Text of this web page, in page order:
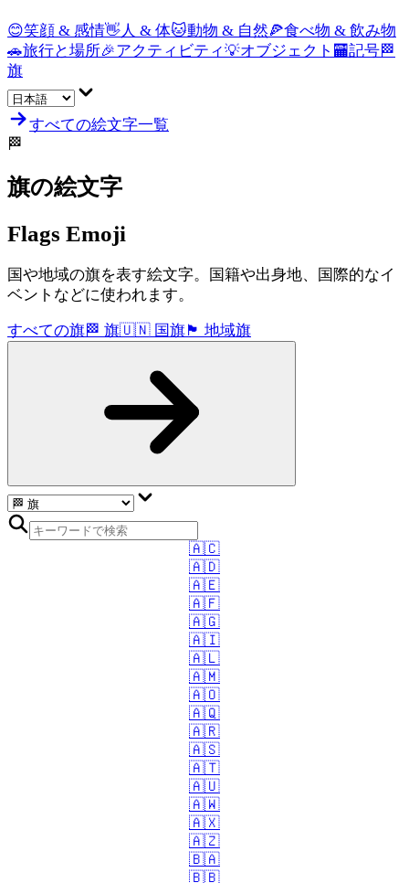
😊笑顔 & 感情👋 人 & 体🐱動物 & 自然🍕食べ物 & 飲み物
🚗旅行と場所🎉アクティビティ💡オブジェクト 🏧記号🏁
旗
すべての絵文字一覧
🏁
旗の絵文字
Flags Emoji
国や地域の旗を表す絵文字。国籍や出身地、国際的なイ
ベントなどに使われます。
すべての旗🏁 旗🇺🇳 国旗🏴󠁧󠁢󠁥󠁮󠁧󠁿 地域旗
🇦🇨
🇦🇩
🇦🇪
🇦🇫
🇦🇬
🇦🇮
🇦🇱
🇦🇲
🇦🇴
🇦🇶
🇦🇷
🇦🇸
🇦🇹
🇦🇺
🇦🇼
🇦🇽
🇦🇿
🇧🇦
🇧🇧